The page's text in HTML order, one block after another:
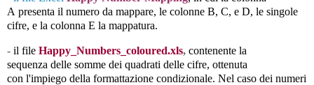
A presenta il numero da mappare, le colonne B, C, e D, le singole
cifre, e la colonna E la mappatura.
- il file Happy_Numbers_coloured.xls, contenente la
sequenza delle somme dei quadrati delle cifre, ottenuta
con l'impiego della formattazione condizionale. Nel caso dei numeri